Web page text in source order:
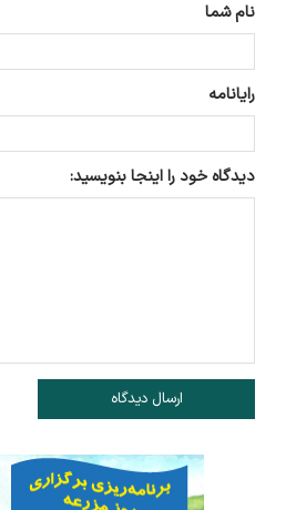
نام شما
رایانامه
دیدگاه خود را اینجا بنویسید:
ارسال دیدگاه